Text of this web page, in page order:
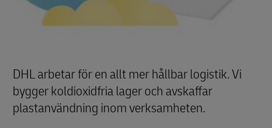
DHL arbetar för en allt mer hållbar logistik. Vi
bygger koldioxidfria lager och avskaffar
plastanvändning inom verksamheten.